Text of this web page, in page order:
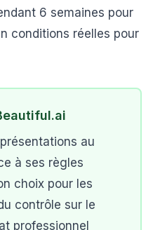
6 semaines pour
conditions réelles pour
au
à ses règles
choix pour les
contrôle sur le
professionnel